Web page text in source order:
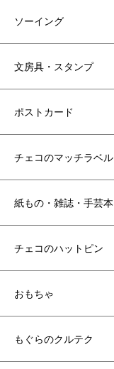
ソーイング
文房具・スタンプ
ポストカード
チェコのマッチラベル
紙もの・雑誌・手芸本
チェコのハットピン
おもちゃ
もぐらのクルテク